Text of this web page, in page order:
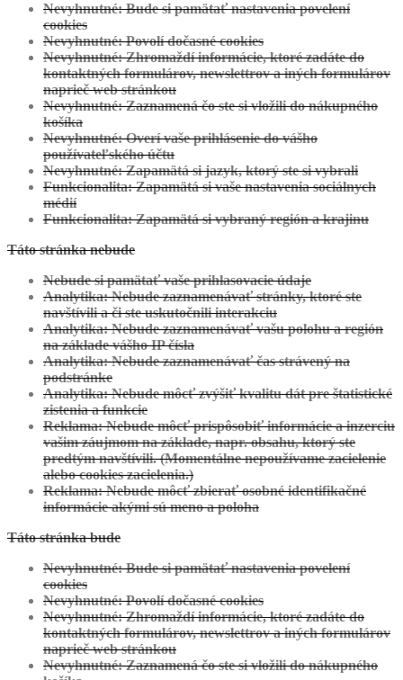
Nevyhnutné: Bude si pamätať nastavenia povelení
cookies
Nevyhnutné: Povolí dočasné cookies
Nevyhnutné: Zhromaždí informácie, ktoré zadáte do
kontaktných formulárov, newslettrov a iných formulárov
naprieč web stránkou
Nevyhnutné: Zaznamená čo ste si vložili do nákupného
košíka
Nevyhnutné: Overí vaše prihlásenie do vášho
používateľského účtu
Nevyhnutné: Zapamätá si jazyk, ktorý ste si vybrali
Funkcionalita: Zapamätá si vaše nastavenia sociálnych
médií
Funkcionalita: Zapamätá si vybraný región a krajinu
Táto stránka nebude
Nebude si pamätať vaše prihlasovacie údaje
Analytika: Nebude zaznamenávať stránky, ktoré ste
navštívili a či ste uskutočnili interakciu
Analytika: Nebude zaznamenávať vašu polohu a región
na základe vášho IP čísla
Analytika: Nebude zaznamenávať čas strávený na
podstránke
Analytika: Nebude môcť zvýšiť kvalitu dát pre štatistické
zistenia a funkcie
Reklama: Nebude môcť prispôsobiť informácie a inzerciu
vašim záujmom na základe, napr. obsahu, ktorý ste
predtým navštívili. (Momentálne nepoužívame zacielenie
alebo cookies zacielenia.)
Reklama: Nebude môcť zbierať osobné identifikačné
informácie akými sú meno a poloha
Táto stránka bude
Nevyhnutné: Bude si pamätať nastavenia povelení
cookies
Nevyhnutné: Povolí dočasné cookies
Nevyhnutné: Zhromaždí informácie, ktoré zadáte do
kontaktných formulárov, newslettrov a iných formulárov
naprieč web stránkou
Nevyhnutné: Zaznamená čo ste si vložili do nákupného